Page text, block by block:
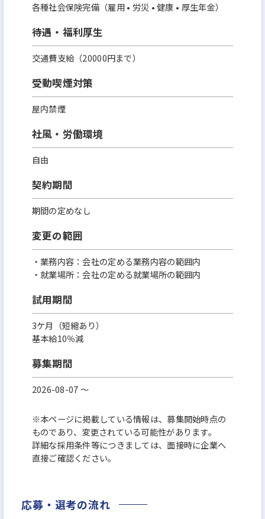
各種社会保険完備（雇用 • 労災 • 健康 • 厚生年金）
待遇・福利厚生
交通費支給（20000円まで）
受動喫煙対策
屋内禁煙
社風・労働環境
自由
契約期間
期間の定めなし
変更の範囲
・業務内容：会社の定める業務内容の範囲内
・就業場所：会社の定める就業場所の範囲内
試用期間
3ケ月（短縮あり）
基本給10％減
募集期間
2026-08-07 〜
※本ページに掲載している情報は、募集開始時点の
ものであり、変更されている可能性があります。
詳細な採用条件等につきましては、面接時に企業へ
直接ご確認ください。
応募・選考の流れ